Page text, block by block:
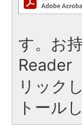
す。お
Reader
リック
トール